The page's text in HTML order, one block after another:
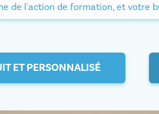
de l'action de formation, et votre
ET PERSONNALISÉ